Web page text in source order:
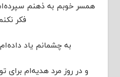
همسر خوبم به ذهنم
فكر
به چشمانم یاد
و در روز مرد هدیه‌ام برای